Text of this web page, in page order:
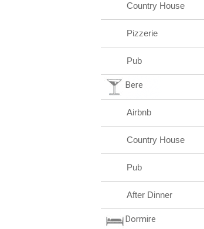
Country House
Pizzerie
Pub
Bere
Airbnb
Country House
Pub
After Dinner
Dormire